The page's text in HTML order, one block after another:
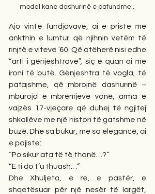
model kanë dashurinë e pafundme...
Ajo vinte fundjavave, ai e priste me
ankthin e lumtur që njihnin vetëm të
rinjtë e viteve ’60. Që atëherë nisi edhe
“arti i gënjeshtrave”, siç e quan ai me
ironi të butë. Gënjeshtra të vogla, të
pafajshme, që mbrojnë dashurinë –
mburoja e mbrëmjeve vonë, arma e
vajzës 17-vjeçare që duhej të ngjitej
shkallëve me një histori të gatshme në
buzë. Dhe sa bukur, me sa elegancë, ai
e pajiste:
“Po sikur ata të të thonë…?”
“E ti do t’u thuash…”
Dhe Xhuljeta, e re, e pastër, e
shqetësuar për një nesër të largët,